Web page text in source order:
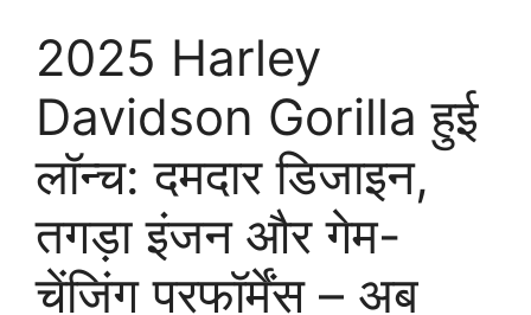
2025 Harley
Davidson Gorilla हुई
लॉन्च: दमदार डिजाइन,
तगड़ा इंजन और गेम-
चेंजिंग परफॉर्मेंस – अब